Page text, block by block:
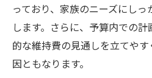
っており、家族のニーズにし
します。さらに、予算内での
的な維持費の見通しを立てや
因ともなります。